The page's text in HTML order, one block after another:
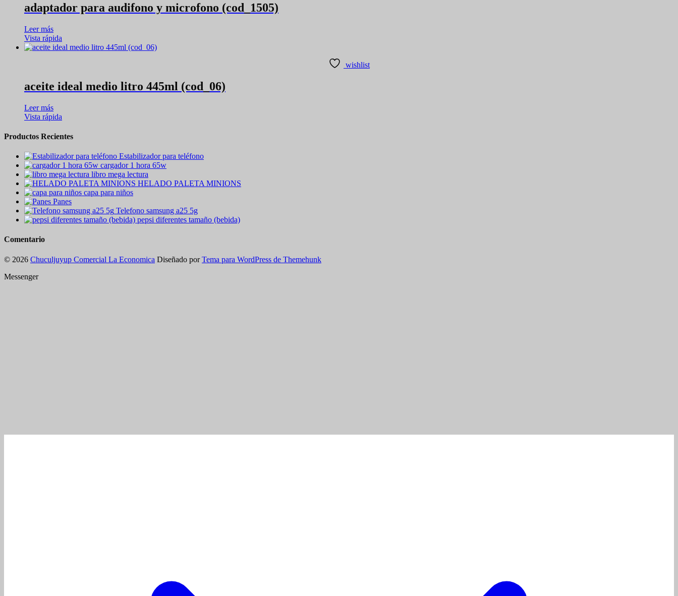
adaptador para audifono y microfono (cod_1505)
Leer más
Vista rápida
wishlist
aceite ideal medio litro 445ml (cod_06)
Leer más
Vista rápida
Productos Recientes
Estabilizador para teléfono
cargador 1 hora 65w
libro mega lectura
HELADO PALETA MINIONS
capa para niños
Panes
Telefono samsung a25 5g
pepsi diferentes tamaño (bebida)
Comentario
© 2026 Chuculjuyup Comercial La Economica Diseñado por Tema para WordPress de Themehunk
Messenger